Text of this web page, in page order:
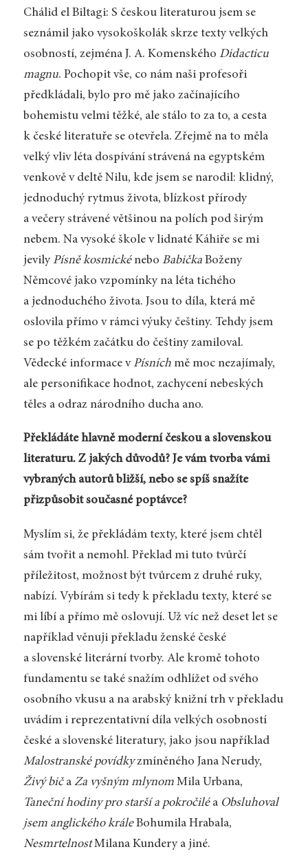
Chálid el Biltagi: S českou literaturou jsem se
seznámil jako vysokoškolák skrze texty velkých
osobností, zejména J. A. Komenského Didacticu
magnu. Pochopit vše, co nám naši profesoři
předkládali, bylo pro mě jako začínajícího
bohemistu velmi těžké, ale stálo to za to, a cesta
k české literatuře se otevřela. Zřejmě na to měla
velký vliv léta dospívání strávená na egyptském
venkově v deltě Nilu, kde jsem se narodil: klidný,
jednoduchý rytmus života, blízkost přírody
a večery strávené většinou na polích pod širým
nebem. Na vysoké škole v lidnaté Káhiře se mi
jevily Písně kosmickénebo BabičkaBoženy
Němcové jako vzpomínky na léta tichého
a jednoduchého života. Jsou to díla, která mě
oslovila přímo v rámci výuky češtiny. Tehdy jsem
se po těžkém začátku do češtiny zamiloval.
Vědecké informace v Písníchmě moc nezajímaly,
ale personifikace hodnot, zachycení nebeských
těles a odraz národního ducha ano.
Překládáte hlavně moderní českou a slovenskou
literaturu. Z jakých důvodů? Je vám tvorba vámi
vybraných autorů bližší, nebo se spíš snažíte
přizpůsobit současné poptávce?
Myslím si, že překládám texty, které jsem chtěl
sám tvořit a nemohl. Překlad mi tuto tvůrčí
příležitost, možnost být tvůrcem z druhé ruky,
nabízí. Vybírám si tedy k překladu texty, které se
mi líbí a přímo mě oslovují. Už víc než deset let se
například věnuji překladu ženské české
a slovenské literární tvorby. Ale kromě tohoto
fundamentu se také snažím odhlížet od svého
osobního vkusu a na arabský knižní trh v překladu
uvádím i reprezentativní díla velkých osobností
české a slovenské literatury, jako jsou například
Malostranské povídkyzmíněného Jana Nerudy,
Živý biča Za vyšným mlynomMila Urbana,
Taneční hodiny pro starší a pokročiléa Obsluhoval
jsem anglického králeBohumila Hrabala,
NesmrtelnostMilana Kundery a jiné.